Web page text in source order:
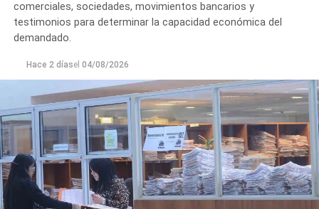
comerciales, sociedades, movimientos bancarios y
testimonios para determinar la capacidad económica del
demandado.
Hace 2 díasel 04/08/2026